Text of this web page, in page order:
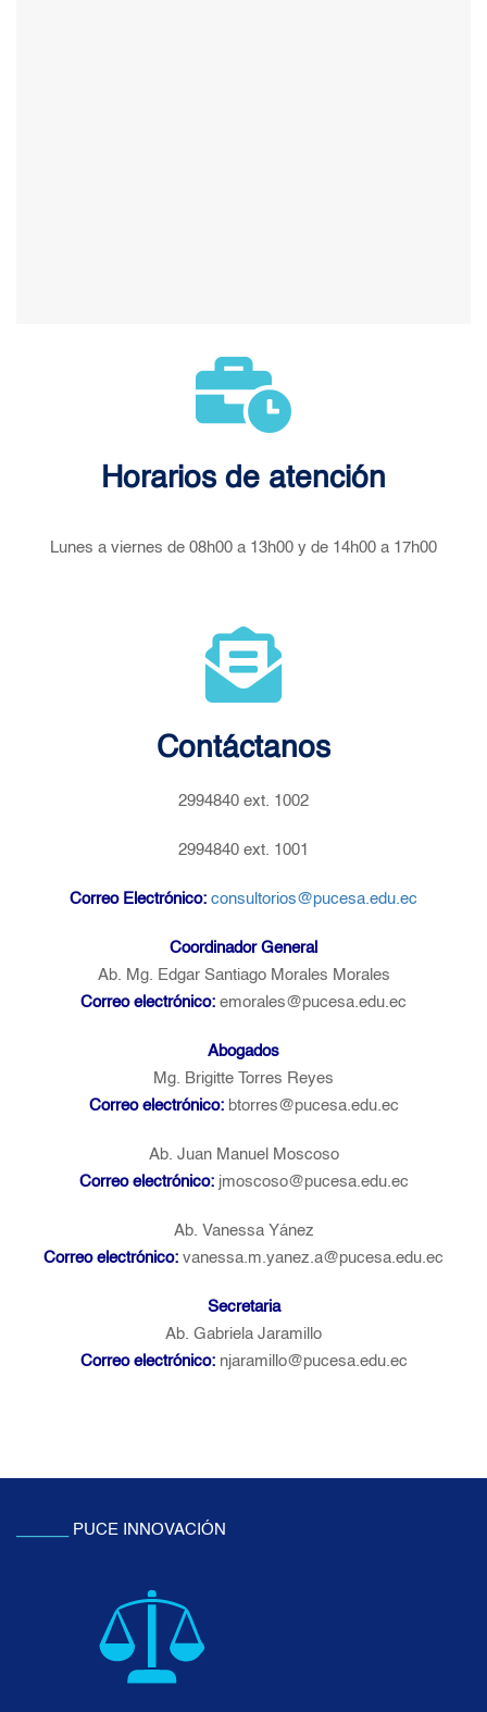
Horarios de atención
Lunes a viernes de 08h00 a 13h00 y de 14h00 a 17h00
Contáctanos
2994840 ext. 1002
2994840 ext. 1001
Correo Electrónico: consultorios@pucesa.edu.ec
Coordinador General
Ab. Mg. Edgar Santiago Morales Morales
Correo electrónico: emorales@pucesa.edu.ec
Abogados
Mg. Brigitte Torres Reyes
Correo electrónico: btorres@pucesa.edu.ec
Ab. Juan Manuel Moscoso
Correo electrónico: jmoscoso@pucesa.edu.ec
Ab. Vanessa Yánez
Correo electrónico: vanessa.m.yanez.a@pucesa.edu.ec
Secretaria
Ab. Gabriela Jaramillo
Correo electrónico: njaramillo@pucesa.edu.ec
PUCE INNOVACIÓN